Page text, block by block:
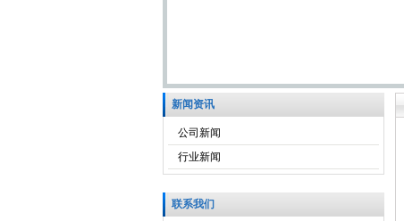
新闻资讯
公司新闻
行业新闻
联系我们